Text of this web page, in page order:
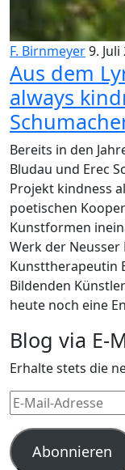
F. Birnmeyer9. Juli
Aus dem
always
Bereits in den
Bludau und Erec
Projekt kindness
poetischen
Kunstformen
Werk der
Kunsttherapeutin
Bildenden
heute noch eine
Blog via E-
Erhalte stets die
E-
Mail-
Adresse
Abonnieren